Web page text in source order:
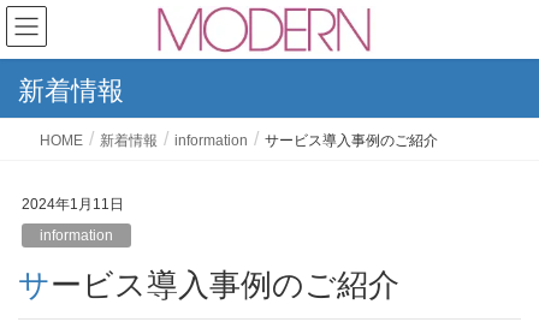
新着情報
HOME 新着情報 information サービス導入事例のご紹介
2024年1月11日
information
サービス導入事例のご紹介